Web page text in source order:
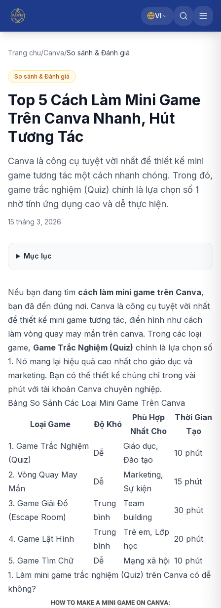
VI
Trang chu/Canva/So sánh & Đánh giá
So sánh & Đánh giá
Top 5 Cách Làm Mini Game
Trên Canva Nhanh, Hút
Tương Tác
Canva là công cụ tuyệt vời nhất để thiết kế mini
game tương tác một cách nhanh chóng. Trong đó,
game trắc nghiệm (Quiz) chính là lựa chọn số 1
nhờ tính ứng dụng cao và dễ thực hiện.
15 tháng 3, 2026
Mục lục
Nếu bạn đang tìm cách làm mini game trên Canva,
bạn đã đến đúng nơi. Canva là công cụ tuyệt vời nhất
để thiết kế mini game tương tác, điển hình như cách
làm vòng quay may mắn trên canva. Trong các loại
game, Game Trắc Nghiệm (Quiz) chính là lựa chọn số
1. Nó mang lại hiệu quả cao nhất cho giáo dục và
marketing. Bạn có thể thiết kế chúng chỉ trong vài
phút với tài khoản Canva chuyên nghiệp.
Bảng So Sánh Các Loại Mini Game Trên Canva
Loại Game Độ Khó
Phù Hợp
Nhất Cho
Thời Gian
Tạo
1. Game Trắc Nghiệm
(Quiz)
Dễ
Giáo dục,
Đào tạo
10 phút
2. Vòng Quay May
Mắn
Dễ
Marketing,
Sự kiện
15 phút
3. Game Giải Đố
(Escape Room)
Trung
bình
Team
building
30 phút
4. Game Lật Hình
Trung
bình
Trẻ em, Lớp
học
20 phút
5. Game Tìm Chữ Dễ Mạng xã hội 10 phút
1. Làm mini game trắc nghiệm (Quiz) trên Canva có dễ
không?